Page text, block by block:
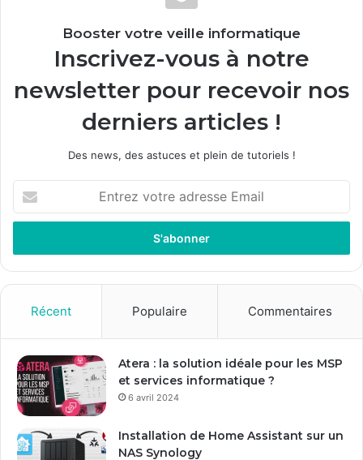
Booster votre veille informatique
Inscrivez-vous à notre
newsletter pour recevoir nos
derniers articles !
Des news, des astuces et plein de tutoriels !
t
e
z
r
e
a
d
s
Récent Populaire Commentaires
Atera : la solution idéale pour les MSP
et services informatique ?
6 avril 2024
Installation de Home Assistant sur un
NAS Synology